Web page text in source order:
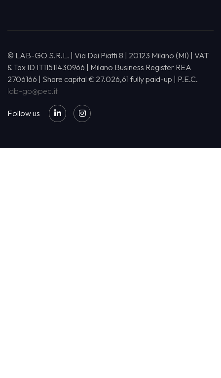
© LAB-GO S.R.L. | Via Dei Piatti 8 | 20123 Milano (MI) | VAT
& Tax ID IT11511430966 | Milano Business Register REA
2706166 | Share capital € 27.026,61 fully paid-up | P.E.C.
lab-go@pec.it
Follow us